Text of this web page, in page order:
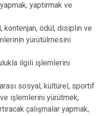
yaptırmak ve
kontenjan, ödül, disiplin ve
yürütülmesini
ilgili işlemlerini
sosyal, kültürel, sportif
işlemlerini yürütmek,
çalışmalar yapmak,